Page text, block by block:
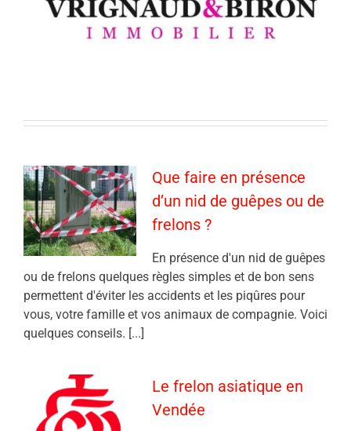
Que faire en présence
d’un nid de guêpes ou de
frelons ?
En présence d'un nid de guêpes
ou de frelons quelques règles simples et de bon sens
permettent d'éviter les accidents et les piqûres pour
vous, votre famille et vos animaux de compagnie. Voici
quelques conseils. [...]
Le frelon asiatique en
Vendée